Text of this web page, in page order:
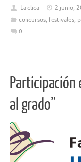
La clica
2 junio,
concursos, festivales,
0
Participación
al grado”